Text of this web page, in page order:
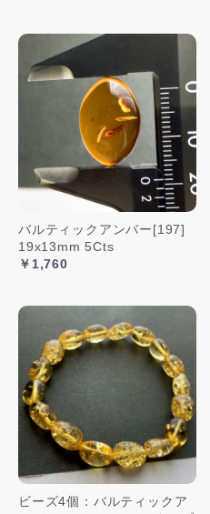
バルティックアンバー[197]
19x13mm 5Cts
￥1,760
ビーズ4個：バルティックア